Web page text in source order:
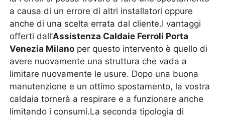
a causa di un errore di altri installatori oppure
anche di una scelta errata dal cliente.I vantaggi
offerti dall’Assistenza Caldaie Ferroli Porta
Venezia Milano per questo intervento è quello di
avere nuovamente una struttura che vada a
limitare nuovamente le usure. Dopo una buona
manutenzione e un ottimo spostamento, la vostra
caldaia tornerà a respirare e a funzionare anche
limitando i consumi.La seconda tipologia di